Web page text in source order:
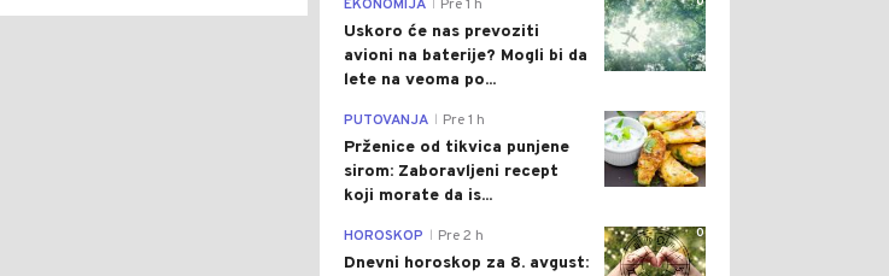
EKONOMIJA Pre 1 h
Uskoro će nas prevoziti
avioni na baterije? Mogli bi da
lete na veoma po...
0
PUTOVANJA Pre 1 h
Prženice od tikvica punjene
sirom: Zaboravljeni recept
koji morate da is...
0
HOROSKOP Pre 2 h
Dnevni horoskop za 8. avgust: